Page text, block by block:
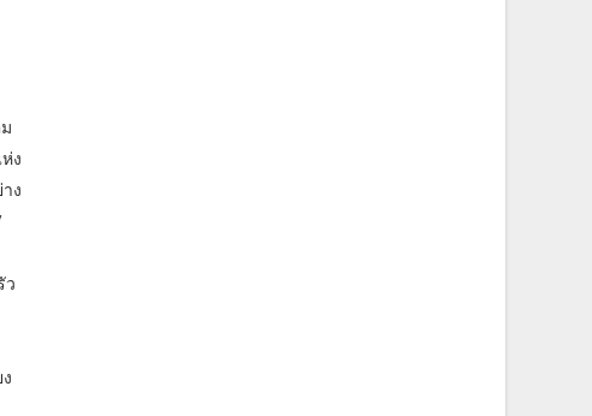
ง
ง
ว